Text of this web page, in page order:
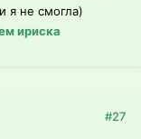
я не смогла)
ириска
#27